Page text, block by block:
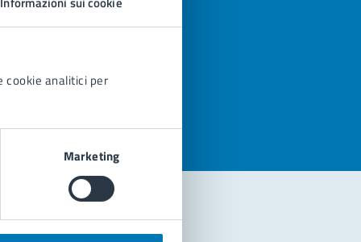
cookie analitici per
Marketing